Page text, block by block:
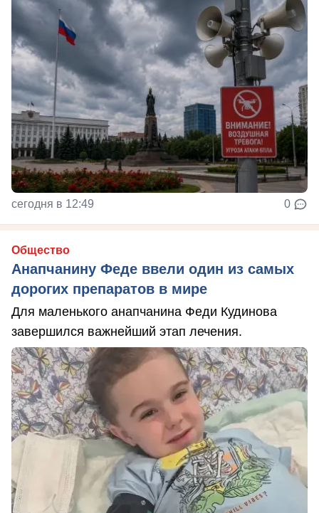
сегодня в 12:49 0
Общество
Анапчанину Феде ввели один из самых
дорогих препаратов в мире
Для маленького анапчанина Феди Кудинова
завершился важнейший этап лечения.